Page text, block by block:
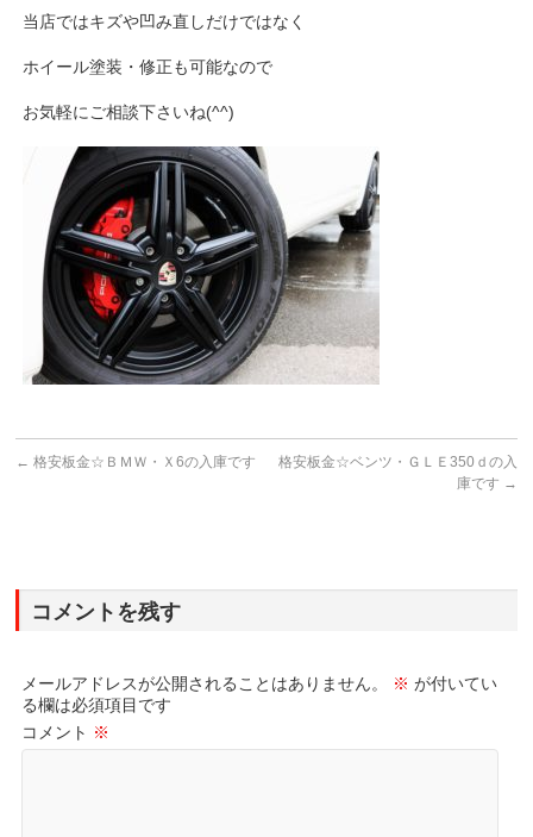
当店ではキズや凹み直しだけではなく
ホイール塗装・修正も可能なので
お気軽にご相談下さいね(^^)
← 格安板金☆ＢＭＷ・Ｘ6の入庫です
格安板金☆ベンツ・ＧＬＥ350ｄの入
庫です →
コメントを残す
メールアドレスが公開されることはありません。 ※ が付いてい
る欄は必須項目です
コメント ※